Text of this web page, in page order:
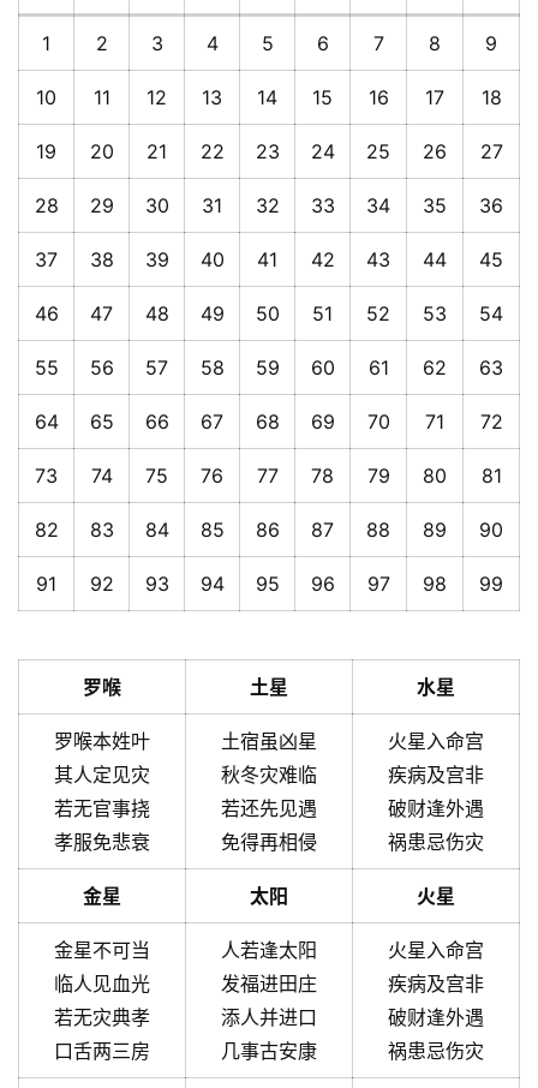
1 2 3 4 5 6 7 8 9
10 11 12 13 14 15 16 17 18
19 20 21 22 23 24 25 26 27
28 29 30 31 32 33 34 35 36
37 38 39 40 41 42 43 44 45
46 47 48 49 50 51 52 53 54
55 56 57 58 59 60 61 62 63
64 65 66 67 68 69 70 71 72
73 74 75 76 77 78 79 80 81
82 83 84 85 86 87 88 89 90
91 92 93 94 95 96 97 98 99
罗喉 土星 水星
罗喉本姓叶
其人定见灾
若无官事挠
孝服免悲衰
土宿虽凶星
秋冬灾难临
若还先见遇
免得再相侵
火星入命宫
疾病及宫非
破财逢外遇
祸患忌伤灾
金星 太阳 火星
金星不可当
临人见血光
若无灾典孝
口舌两三房
人若逢太阳
发福进田庄
添人并进口
几事古安康
火星入命宫
疾病及宫非
破财逢外遇
祸患忌伤灾